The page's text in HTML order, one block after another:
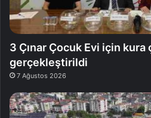
3 Çınar Çocuk Evi için kura
gerçekleştirildi
7 Ağustos 2026